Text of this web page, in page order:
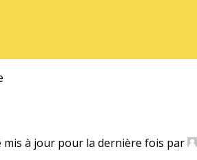
mis à jour pour la dernière fois par